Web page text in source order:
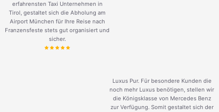
erfahrensten Taxi Unternehmen in
Tirol, gestaltet sich die Abholung am
Airport München für Ihre Reise nach
Franzensfeste stets gut organisiert und
sicher.
Luxus Pur. Für besondere Kunden die
noch mehr Luxus benötigen, stellen wir
die Königsklasse von Mercedes Benz
zur Verfügung. Somit gestaltet sich der